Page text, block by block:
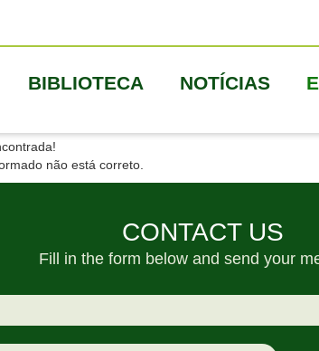
BIBLIOTECA NOTÍCIAS
não está correto.
CONTACT US
Fill in the form below and send your